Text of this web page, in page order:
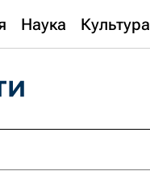
Наука Культура